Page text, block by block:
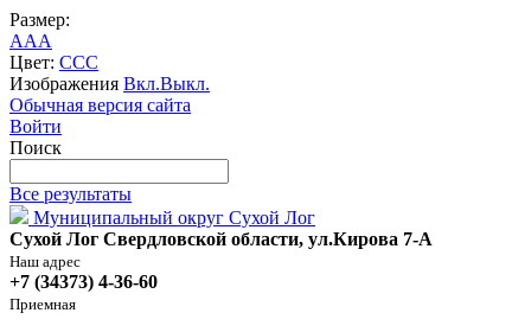
Размер:
AAA
Цвет: CCC
Изображения Вкл.Выкл.
Обычная версия сайта
Войти
Поиск
Все результаты
Муниципальный округ Сухой Лог
Сухой Лог Свердловской области, ул.Кирова 7-А
Наш адрес
+7 (34373) 4-36-60
Приемная